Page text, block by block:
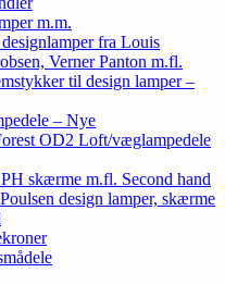
m.m.
fra Louis
Verner Panton m.fl.
til design lamper –
– Nye
OD2 Loft/væglampedele
skærme m.fl. Second hand
design lamper, skærme